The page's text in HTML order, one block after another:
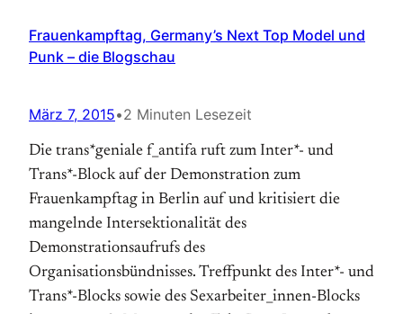
Frauenkampftag, Germany’s Next Top Model und
Punk – die Blogschau
März 7, 2015•2 Minuten Lesezeit
Die trans*geniale f_antifa ruft zum Inter*- und
Trans*-Block auf der Demonstration zum
Frauenkampftag in Berlin auf und kritisiert die
mangelnde Intersektionalität des
Demonstrationsaufrufs des
Organisationsbündnisses. Treffpunkt des Inter*- und
Trans*-Blocks sowie des Sexarbeiter_innen-Blocks